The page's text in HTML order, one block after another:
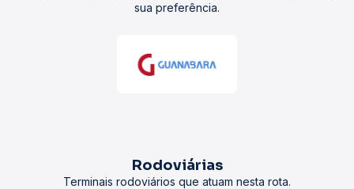
sua preferência.
Rodoviárias
Terminais rodoviários que atuam nesta rota.